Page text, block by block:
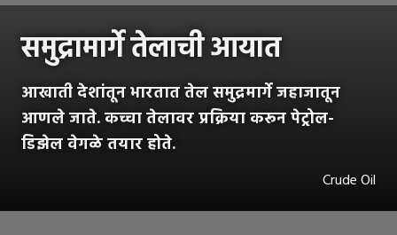
समुद्रामार्गे तेलाची आयात
आखाती देशांतून भारतात तेल समुद्रमार्गे जहाजातून
आणले जाते. कच्चा तेलावर प्रक्रिया करून पेट्रोल-
डिझेल वेगळे तयार होते.
Crude Oil